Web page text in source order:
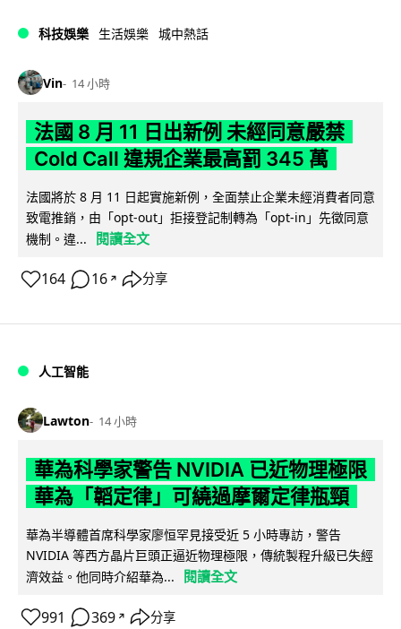
科技娛樂 生活娛樂 城中熱話
Vin 14 小時
法國 8 月 11 日出新例 未經同意嚴禁
Cold Call 違規企業最高罰 345 萬
法國將於 8 月 11 日起實施新例，全面禁止企業未經消費者同意
致電推銷，由「opt-out」拒接登記制轉為「opt-in」先徵同意
機制。違...
閱讀全文
164 16 ↗ 分享
人工智能
Lawton 14 小時
華為科學家警告 NVIDIA 已近物理極限
華為「韜定律」可繞過摩爾定律瓶頸
華為半導體首席科學家廖恒罕見接受近 5 小時專訪，警告
NVIDIA 等西方晶片巨頭正逼近物理極限，傳統製程升級已失經
濟效益。他同時介紹華為...
閱讀全文
991 369 ↗ 分享